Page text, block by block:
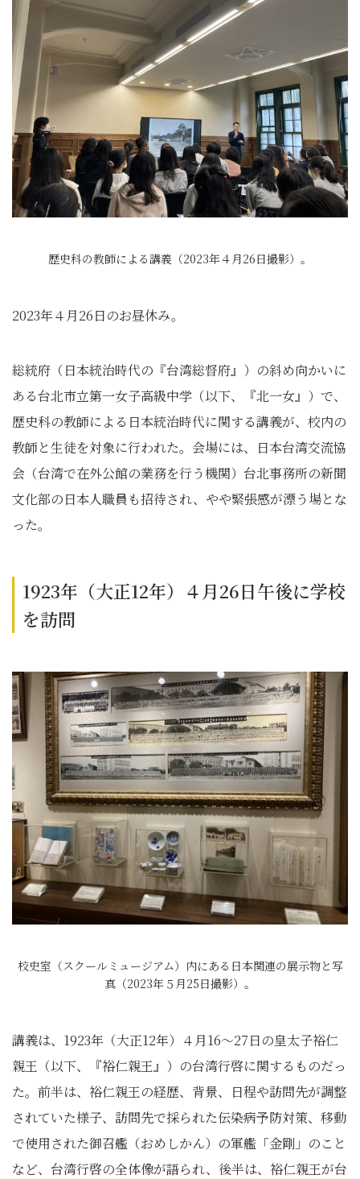
歴史科の教師による講義（2023年４月26日撮影）。
2023年４月26日のお昼休み。
総統府（日本統治時代の『台湾総督府』）の斜め向かいに
ある台北市立第一女子高級中学（以下、『北一女』）で、
歴史科の教師による日本統治時代に関する講義が、校内の
教師と生徒を対象に行われた。会場には、日本台湾交流協
会（台湾で在外公館の業務を行う機関）台北事務所の新聞
文化部の日本人職員も招待され、やや緊張感が漂う場とな
った。
1923年（大正12年）４月26日午後に学校
を訪問
校史室（スクールミュージアム）内にある日本関連の展示物と写
真（2023年５月25日撮影）。
講義は、1923年（大正12年）４月16〜27日の皇太子裕仁
親王（以下、『裕仁親王』）の台湾行啓に関するものだっ
た。前半は、裕仁親王の経歴、背景、日程や訪問先が調整
されていた様子、訪問先で採られた伝染病予防対策、移動
で使用された御召艦（おめしかん）の軍艦「金剛」のこと
など、台湾行啓の全体像が語られ、後半は、裕仁親王が台